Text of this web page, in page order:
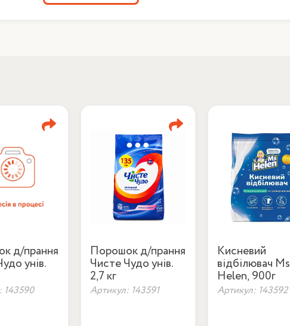
д/прання
унів.
143590
Порошок д/прання
Чисте Чудо унів.
2,7 кг
Артикул: 143591
Кисневий
відбілювач Ms
Helen, 900г
Артикул: 143592